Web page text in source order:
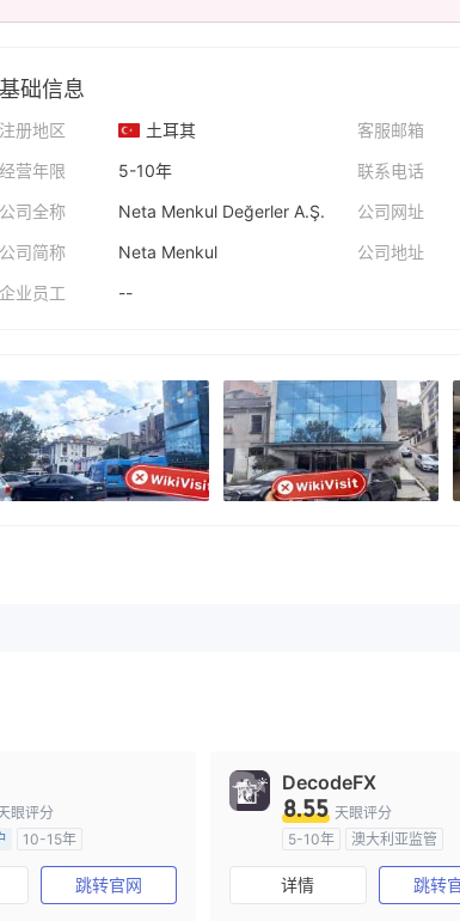
基础信息
注册地区
土耳其
经营年限
5-10年
公司全称
Neta Menkul Değerler A.Ş.
公司简称
Neta Menkul
企业员工
--
客服邮箱
联系电话
公司网址
公司地址
眼评分
10-15年
管
全牌照 (MM)
跳转官网
DecodeFX
8.55 天眼评分
5-10年
澳大利亚监管
全牌照 (MM)
主标MT4
详情 跳转